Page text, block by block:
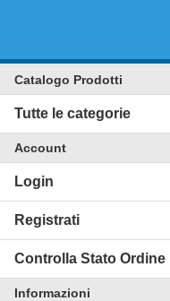
Catalogo Prodotti
Tutte le categorie
Account
Login
Registrati
Controlla Stato Ordine
Informazioni